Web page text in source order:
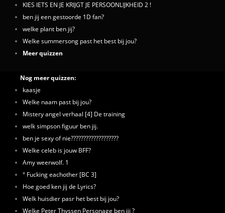
KIES IETS EN JE KRIJGT JE PERSOONLIJKHEID 2 !
ben jij een gestoorde 1D fan?
welke plant ben jij?
Welke summersong past het best bij jou?
Meer quizzen
Nog meer quizzen:
kaasje
Welke naam past bij jou?
Mistery angel verhaal [4] De training
welk simpson figuur ben jij.
ben je sexy of nie???????????????????
Welke celeb is jouw BFF?
Amy weerwolf. 1
° Fucking eachother [BC 3]
Hoe goed ken jij de Lyrics?
Welk huisdier pasr het best bij jou?
Welke Peter Thyssen Personage ben jij ?